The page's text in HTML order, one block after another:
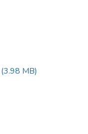
(3.98 MB)